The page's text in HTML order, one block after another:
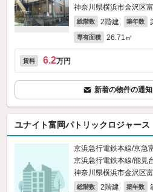
神奈川県横浜市金沢区
総階数 2階建 築年数
専有面積 26.71㎡
賃料 6.2万円
新着の物件の通
ユナイト富岡パトリックロジャース
京浜急行電鉄本線/京急
京浜急行電鉄本線/能見
神奈川県横浜市金沢区
総階数 2階建 築年数